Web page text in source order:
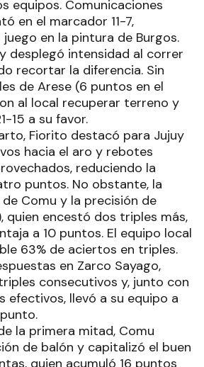
equipos. Comunicaciones
en el marcador 11-7,
en la pintura de Burgos.
desplegó intensidad al correr
recortar la diferencia. Sin
de Arese (6 puntos en el
al local recuperar terreno y
15 a su favor.
Fiorito destacó para Jujuy
hacia el aro y rebotes
reduciendo la
puntos. No obstante, la
Comu y la precisión de
quien encestó dos triples más,
a 10 puntos. El equipo local
63% de aciertos en triples.
en Zarco Sayago,
consecutivos y, junto con
efectivos, llevó a su equipo a
la primera mitad, Comu
de balón y capitalizó el buen
quien acumuló 16 puntos